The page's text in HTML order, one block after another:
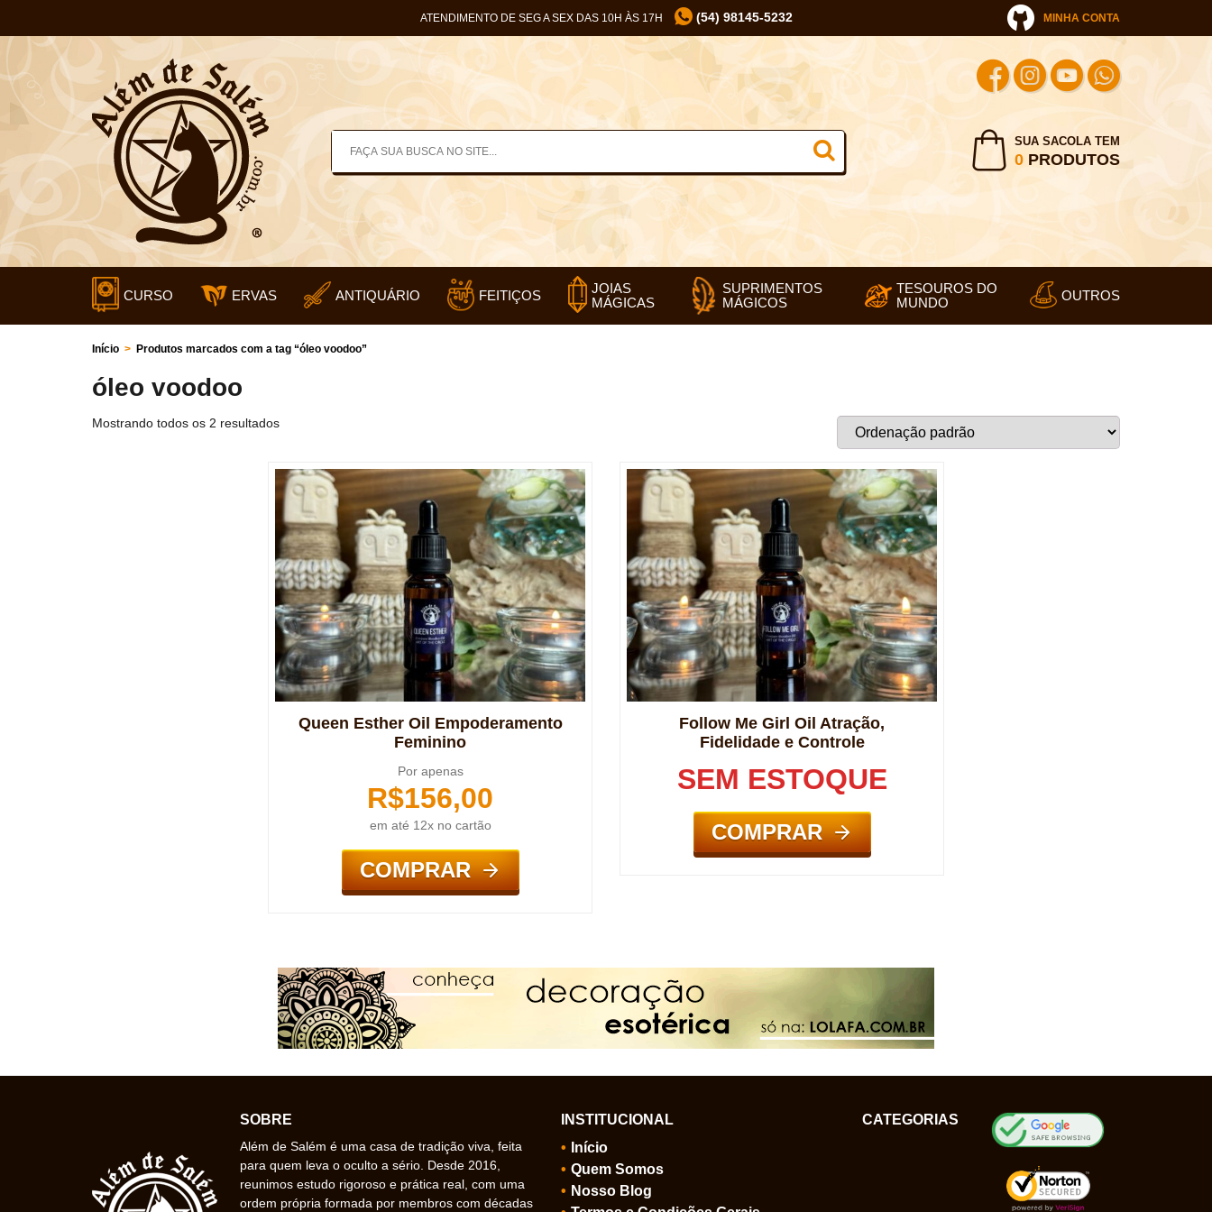
ATENDIMENTO DE SEG A SEX DAS 10H ÀS 17H (54) 98145-5232 MINHA CONTA
SUA SACOLA TEM
0PRODUTOS
CURSO ERVAS ANTIQUÁRIO FEITIÇOS
JOIAS
MÁGICAS
SUPRIMENTOS
MÁGICOS
TESOUROS DO
MUNDO
OUTROS
Início > Produtos marcados com a tag “óleo voodoo”
óleo voodoo
Mostrando todos os 2 resultados
Queen Esther Oil Empoderamento
Feminino
Por apenas
R$156,00
em até 12x no cartão
COMPRAR
Follow Me Girl Oil Atração,
Fidelidade e Controle
SEM ESTOQUE
COMPRAR
SOBRE
Além de Salém é uma casa de tradição viva, feita
para quem leva o oculto a sério. Desde 2016,
reunimos estudo rigoroso e prática real, com uma
ordem própria formada por membros com décadas
INSTITUCIONAL
Início
Quem Somos
Nosso Blog
CATEGORIAS